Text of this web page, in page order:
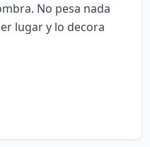
No pesa nada
lugar y lo decora